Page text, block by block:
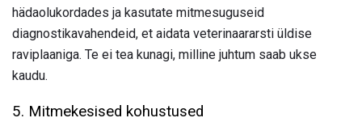
hädaolukordades ja kasutate mitmesuguseid
diagnostikavahendeid, et aidata veterinaararsti üldise
raviplaaniga. Te ei tea kunagi, milline juhtum saab ukse
kaudu.
5. Mitmekesised kohustused